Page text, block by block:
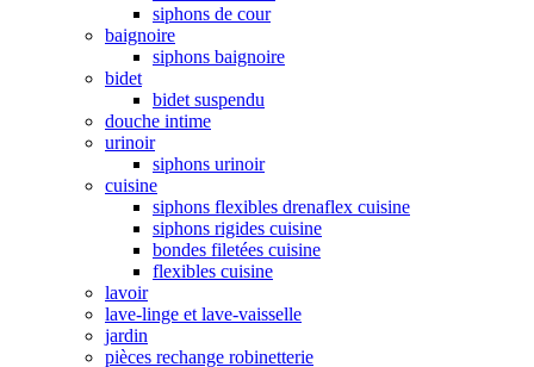
siphons de cour
baignoire
siphons baignoire
bidet
bidet suspendu
douche intime
urinoir
siphons urinoir
cuisine
siphons flexibles drenaflex cuisine
siphons rigides cuisine
bondes filetées cuisine
flexibles cuisine
lavoir
lave-linge et lave-vaisselle
jardin
pièces rechange robinetterie